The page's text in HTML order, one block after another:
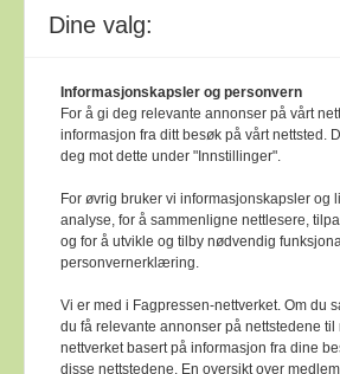
Bok & bibliotek arbeider
Dine valg:
Informasjonskapsler og personvern
For å gi deg relevante annonser på vårt
informasjon fra ditt besøk på vårt nettsted.
deg mot dette under "Innstillinger".
For øvrig bruker vi informasjonskapsler og
analyse, for å sammenligne nettlesere,
og for å utvikle og tilby nødvendig
personvernerklæring.
Vi er med i Fagpressen-nettverket. Om du
du få relevante annonser på nettstedene til
nettverket basert på informasjon fra dine
disse nettstedene. En oversikt over